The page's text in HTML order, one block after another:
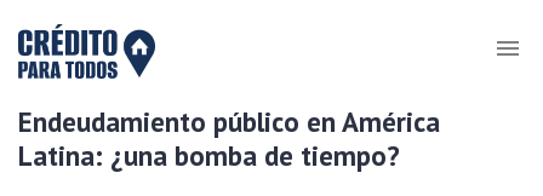
Endeudamiento público en América
Latina: ¿una bomba de tiempo?